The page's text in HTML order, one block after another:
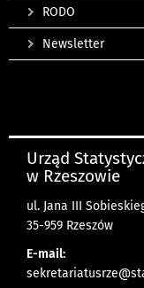
RODO
Newsletter
Urząd
w Rzeszowie
ul. Jana III
35-959 Rzeszów
E-mail: